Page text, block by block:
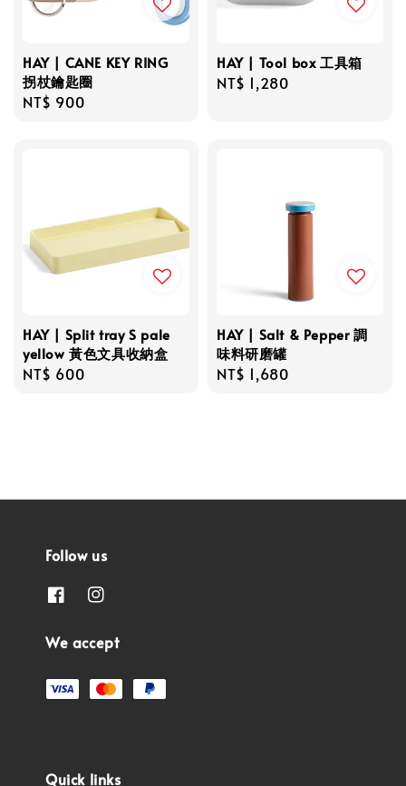
HAY | CANE KEY RING
拐杖鑰匙圈
Regular
NT$ 900
HAY | Tool box 工具箱
Regular
NT$ 1,280
HAY | Split tray S pale
yellow 黃色文具收納盒
Regular
NT$ 600
HAY | Salt & Pepper 調
味料研磨罐
Regular
NT$ 1,680
Follow us
We accept
Quick links